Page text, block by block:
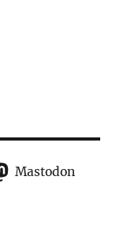
Mastodon